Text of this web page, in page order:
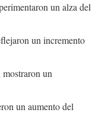
un alza del
un incremento
un
un aumento del